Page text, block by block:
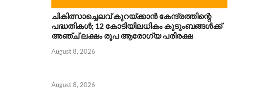
ചികിത്സാച്ചെലവ് കുറയ്ക്കാൻ കേന്ദ്രത്തിന്റെ
പദ്ധതികൾ; 12 കോടിയിലധികം കുടുംബങ്ങൾക്ക്
അഞ്ച് ലക്ഷം രൂപ ആരോഗ്യ പരിരക്ഷ
August 8, 2026
August 8, 2026